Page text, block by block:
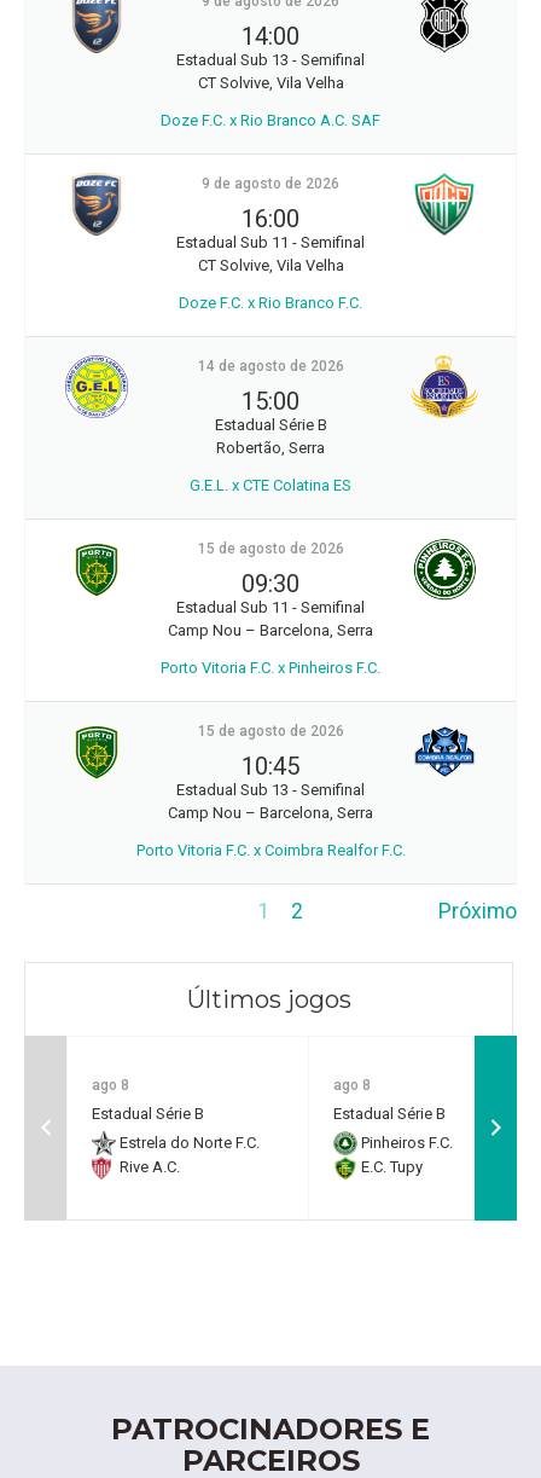
14:00
Estadual Sub 13 - Semifinal
CT Solvive, Vila Velha
Doze F.C. x Rio Branco A.C. SAF
9 de agosto de 2026
16:00
Estadual Sub 11 - Semifinal
CT Solvive, Vila Velha
Doze F.C. x Rio Branco F.C.
14 de agosto de 2026
15:00
Estadual Série B
Robertão, Serra
G.E.L. x CTE Colatina ES
15 de agosto de 2026
09:30
Estadual Sub 11 - Semifinal
Camp Nou – Barcelona, Serra
Porto Vitoria F.C. x Pinheiros F.C.
15 de agosto de 2026
10:45
Estadual Sub 13 - Semifinal
Camp Nou – Barcelona, Serra
Porto Vitoria F.C. x Coimbra Realfor F.C.
1 2 Próximo
Últimos jogos
ago 8
Estadual Série B
Estrela do Norte F.C.
Rive A.C.
ago 8
Estadual Série B
Pinheiros F.C.
E.C. Tupy
PATROCINADORES E
PARCEIROS